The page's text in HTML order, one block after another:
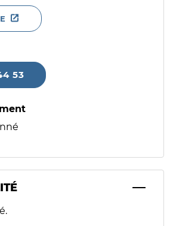
53
plusieurs handicaps/besoins